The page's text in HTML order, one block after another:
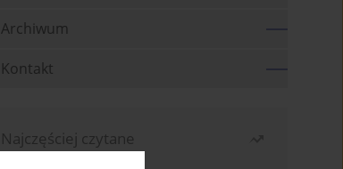
Archiwum
Kontakt
Najczęściej czytane